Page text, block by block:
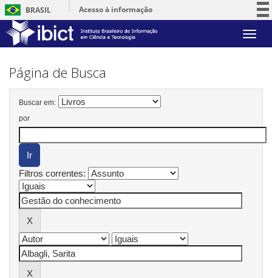
BRASIL
Acesso à informação
Serviços
Skip
Página de Busca
Buscar em:
por
Filtros correntes: